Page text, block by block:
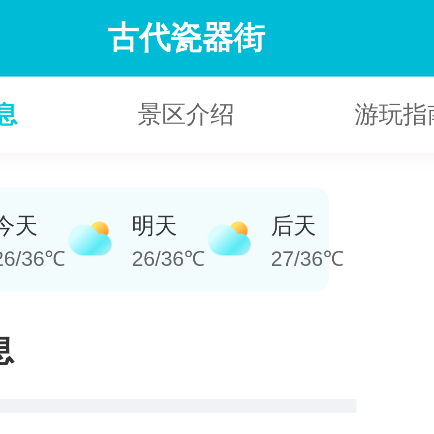
古代瓷器街
景区介绍 游玩指
天
36℃
明天
26/36℃
后天
27/36℃